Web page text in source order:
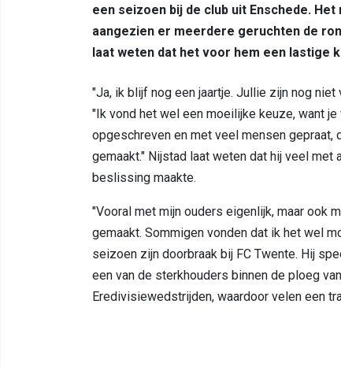
een seizoen bij de club uit Enschede. Het
aangezien er meerdere geruchten de
laat weten dat het voor hem een lastige
"Ja, ik blijf nog een jaartje. Jullie zijn nog
"Ik vond het wel een moeilijke keuze, want
opgeschreven en met veel mensen
gemaakt." Nijstad laat weten dat hij veel
beslissing maakte.
"Vooral met mijn ouders eigenlijk, maar ook
gemaakt. Sommigen vonden dat ik het wel
seizoen zijn doorbraak bij FC Twente. Hij
een van de sterkhouders binnen de ploeg
Eredivisiewedstrijden, waardoor velen een